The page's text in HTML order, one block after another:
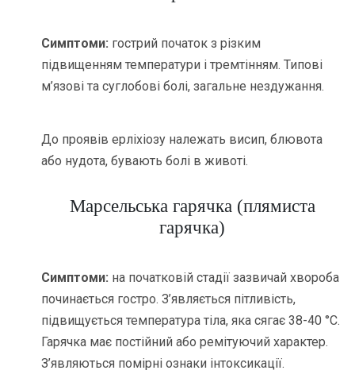
Симптоми: гострий початок з різким
підвищенням температури і тремтінням. Типові
м’язові та суглобові болі, загальне нездужання.
До проявів ерліхіозу належать висип, блювота
або нудота, бувають болі в животі.
Марсельська гарячка (плямиста
гарячка)
Симптоми: на початковій стадії зазвичай хвороба
починається гостро. З’являється пітливість,
підвищується температура тіла, яка сягає 38-40 °С.
Гарячка має постійний або ремітуючий характер.
З’являються помірні ознаки інтоксикації.